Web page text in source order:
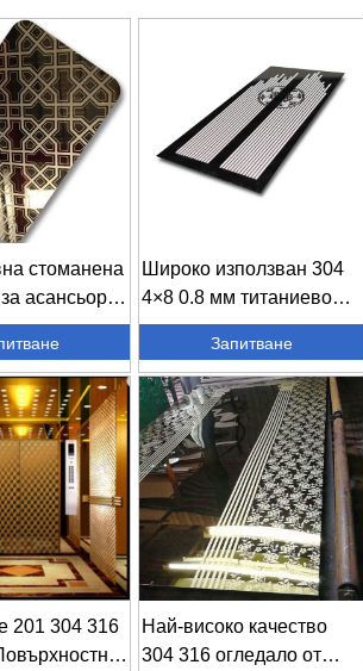
стоманена
асансьор
sta ...
Широко използван 304
4×8 0.8 мм титаниево
златно острие...
Запитване
201 304 316
Най-високо качество
304 316 огледало от